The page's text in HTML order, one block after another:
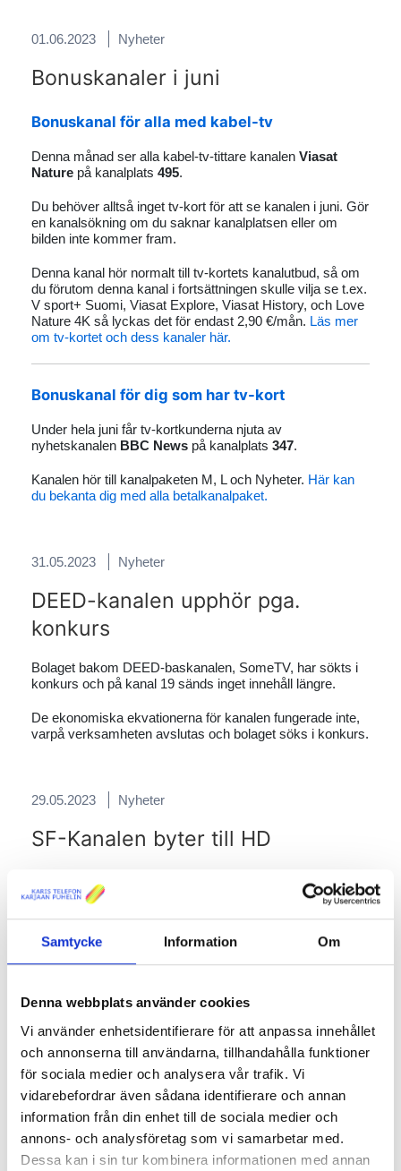
Samtycke Information Om
Denna webbplats använder cookies
Vi använder enhetsidentifierare för att anpassa innehållet
och annonserna till användarna, tillhandahålla funktioner
för sociala medier och analysera vår trafik. Vi
vidarebefordrar även sådana identifierare och annan
information från din enhet till de sociala medier och
annons- och analysföretag som vi samarbetar med.
Dessa kan i sin tur kombinera informationen med annan
01.06.2023 Nyheter
Bonuskanaler i juni
Bonuskanal för alla med kabel-tv
Denna månad ser alla kabel-tv-tittare kanalen Viasat
Nature på kanalplats 495.
Du behöver alltså inget tv-kort för att se kanalen i juni. Gör
en kanalsökning om du saknar kanalplatsen eller om
bilden inte kommer fram.
Denna kanal hör normalt till tv-kortets kanalutbud, så om
du förutom denna kanal i fortsättningen skulle vilja se t.ex.
V sport+ Suomi, Viasat Explore, Viasat History, och Love
Nature 4K så lyckas det för endast 2,90 €/mån. Läs mer
om tv-kortet och dess kanaler här.
Bonuskanal för dig som har tv-kort
Under hela juni får tv-kortkunderna njuta av
nyhetskanalen BBC News på kanalplats 347.
Kanalen hör till kanalpaketen M, L och Nyheter. Här kan
du bekanta dig med alla betalkanalpaket.
31.05.2023 Nyheter
DEED-kanalen upphör pga.
konkurs
Bolaget bakom DEED-baskanalen, SomeTV, har sökts i
konkurs och på kanal 19 sänds inget innehåll längre.
De ekonomiska ekvationerna för kanalen fungerade inte,
varpå verksamheten avslutas och bolaget söks i konkurs.
29.05.2023 Nyheter
SF-Kanalen byter till HD
kommer från och med onsdagen den 31.5 kl. 10.00 att
byta till HD-kvalitet, såsom C More-paketets övriga
24.05.2023 Intervjuer
Emil Ekholm tilldelades Henrik
Ekbloms teknologistipendium
Henrik Ekbloms teknologistipendium,vars syfte är att